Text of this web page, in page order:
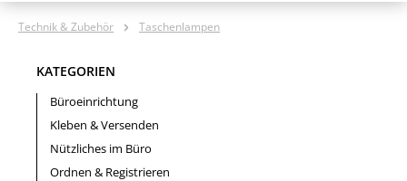
Technik & Zubehör Taschenlampen
KATEGORIEN
Büroeinrichtung
Kleben & Versenden
Nützliches im Büro
Ordnen & Registrieren